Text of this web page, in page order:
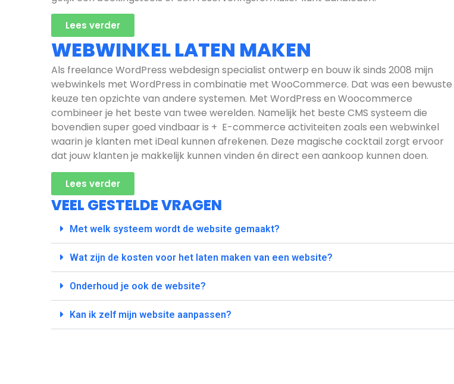
Lees verder
WEBWINKEL LATEN MAKEN
Als freelance WordPress webdesign specialist ontwerp en bouw ik sinds 2008 mijn
webwinkels met WordPress in combinatie met WooCommerce. Dat was een bewuste
keuze ten opzichte van andere systemen. Met WordPress en Woocommerce
combineer je het beste van twee werelden. Namelijk het beste CMS systeem die
bovendien super goed vindbaar is + E-commerce activiteiten zoals een webwinkel
waarin je klanten met iDeal kunnen afrekenen. Deze magische cocktail zorgt ervoor
dat jouw klanten je makkelijk kunnen vinden én direct een aankoop kunnen doen.
Lees verder
VEEL GESTELDE VRAGEN
Met welk systeem wordt de website gemaakt?
Wat zijn de kosten voor het laten maken van een website?
Onderhoud je ook de website?
Kan ik zelf mijn website aanpassen?